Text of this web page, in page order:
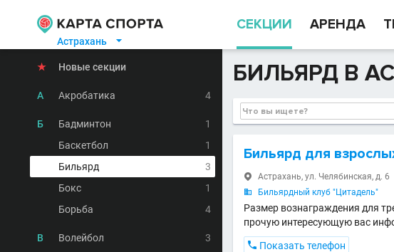
Астрахань 
СЕКЦИИ АРЕНДА
★ Новые секции
А Акробатика 4
Б Бадминтон
1
Баскетбол
1
Бильярд
3
Бокс
1
Борьба
4
В Волейбол
3
БИЛЬЯРД В
Бильярд для
 Астрахань, ул. Челябинская, д. 6
 Бильярдный клуб "Цитадель"
Размер вознаграждения для
прочую интересующую вас
 Показать телефон